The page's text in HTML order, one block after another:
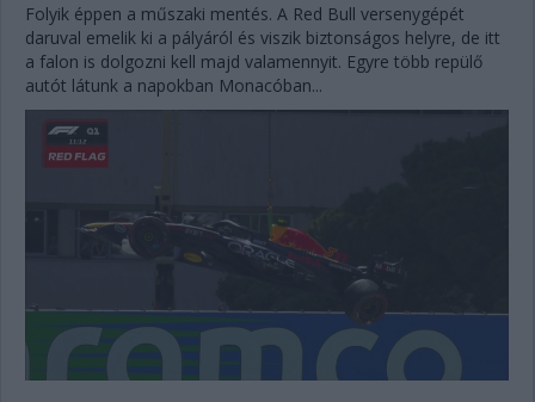
Folyik éppen a műszaki mentés. A Red Bull versenygépét
daruval emelik ki a pályáról és viszik biztonságos helyre, de itt
a falon is dolgozni kell majd valamennyit. Egyre több repülő
autót látunk a napokban Monacóban...